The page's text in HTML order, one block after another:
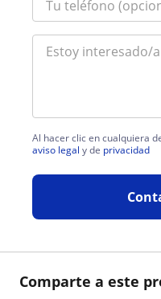
Comparte a este
Al hacer clic en cualquiera
aviso legal y de privacidad